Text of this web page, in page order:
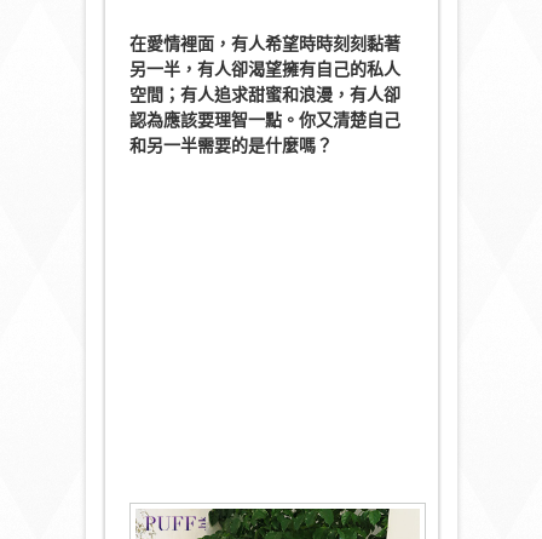
在愛情裡面，有人希望時時刻刻黏著
另一半，有人卻渴望擁有自己的私人
空間；有人追求甜蜜和浪漫，有人卻
認為應該要理智一點。你又清楚自己
和另一半需要的是什麼嗎？